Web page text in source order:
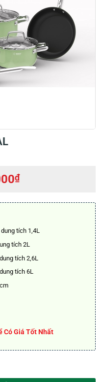
₫Giá
tại
2.950.000₫.
tích 1,4L
tích 2L
tích 2,6L
tích 6L
Có Giá Tốt Nhất